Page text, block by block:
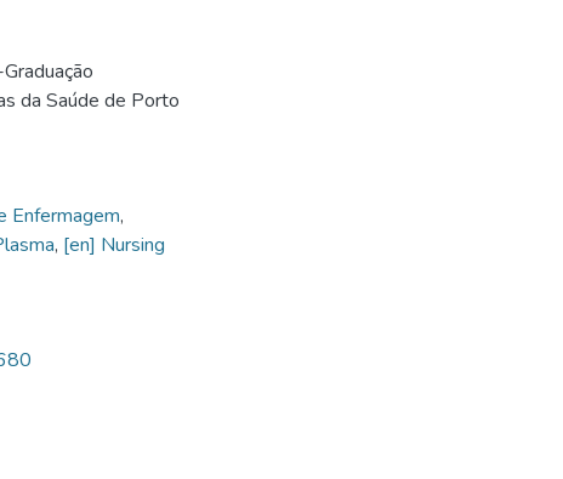
da Saúde de Porto
Enfermagem,
, [en] Nursing